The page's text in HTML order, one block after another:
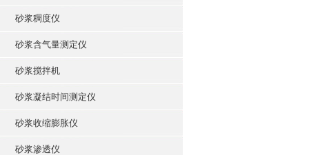
砂浆稠度仪
砂浆含气量测定仪
砂浆搅拌机
砂浆凝结时间测定仪
砂浆收缩膨胀仪
砂浆渗透仪